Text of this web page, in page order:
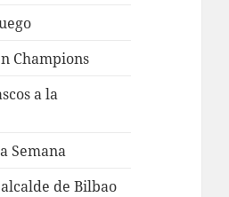
Champions
a la
Semana
de Bilbao